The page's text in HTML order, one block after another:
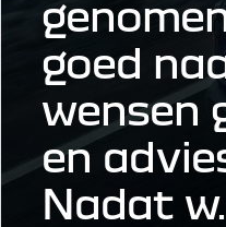
goed
wensen
en
Nadat